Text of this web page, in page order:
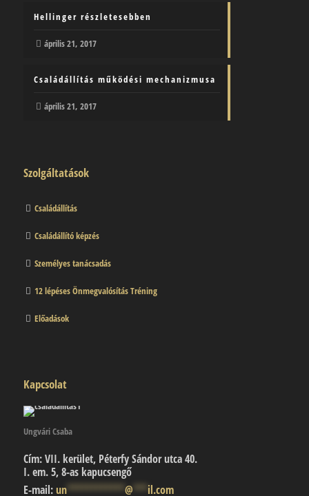
Hellinger részletesebben
április 21, 2017
Családállítás működési mechanizmusa
április 21, 2017
Szolgáltatások
Családállítás
Családállító képzés
Személyes tanácsadás
12 lépéses Önmegvalósítás Tréning
Előadások
Kapcsolat
Ungvári Csaba
Cím:VII. kerület, Péterfy Sándor utca 40.
I. em. 5, 8-as kapucsengő
E-mail: un************@***il.com